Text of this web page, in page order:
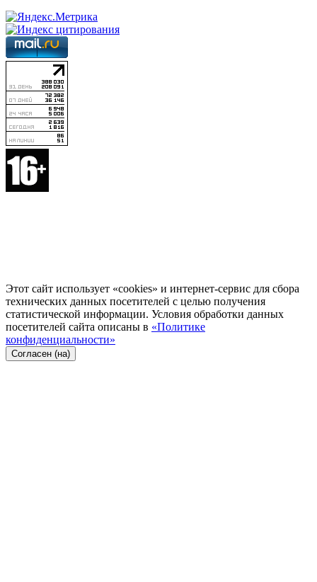
Этот сайт использует «cookies» и интернет-сервис для сбора
технических данных посетителей с целью получения
статистической информации. Условия обработки данных
посетителей сайта описаны в «Политике
конфиденциальности»
Согласен (на)